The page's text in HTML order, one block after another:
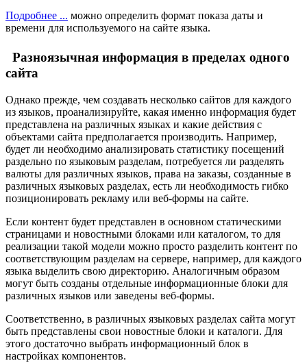
Подробнее ... можно определить формат показа даты и
времени для используемого на сайте языка.
Разноязычная информация в пределах одного
сайта
Однако прежде, чем создавать несколько сайтов для каждого
из языков, проанализируйте, какая именно информация будет
представлена на различных языках и какие действия с
объектами сайта предполагается производить. Например,
будет ли необходимо анализировать статистику посещений
раздельно по языковым разделам, потребуется ли разделять
валюты для различных языков, права на заказы, созданные в
различных языковых разделах, есть ли необходимость гибко
позиционировать рекламу или веб-формы на сайте.
Если контент будет представлен в основном статическими
страницами и новостными блоками или каталогом, то для
реализации такой модели можно просто разделить контент по
соответствующим разделам на сервере, например, для каждого
языка выделить свою директорию. Аналогичным образом
могут быть созданы отдельные информационные блоки для
различных языков или заведены веб-формы.
Соответственно, в различных языковых разделах сайта могут
быть представлены свои новостные блоки и каталоги. Для
этого достаточно выбрать информационный блок в
настройках компонентов.